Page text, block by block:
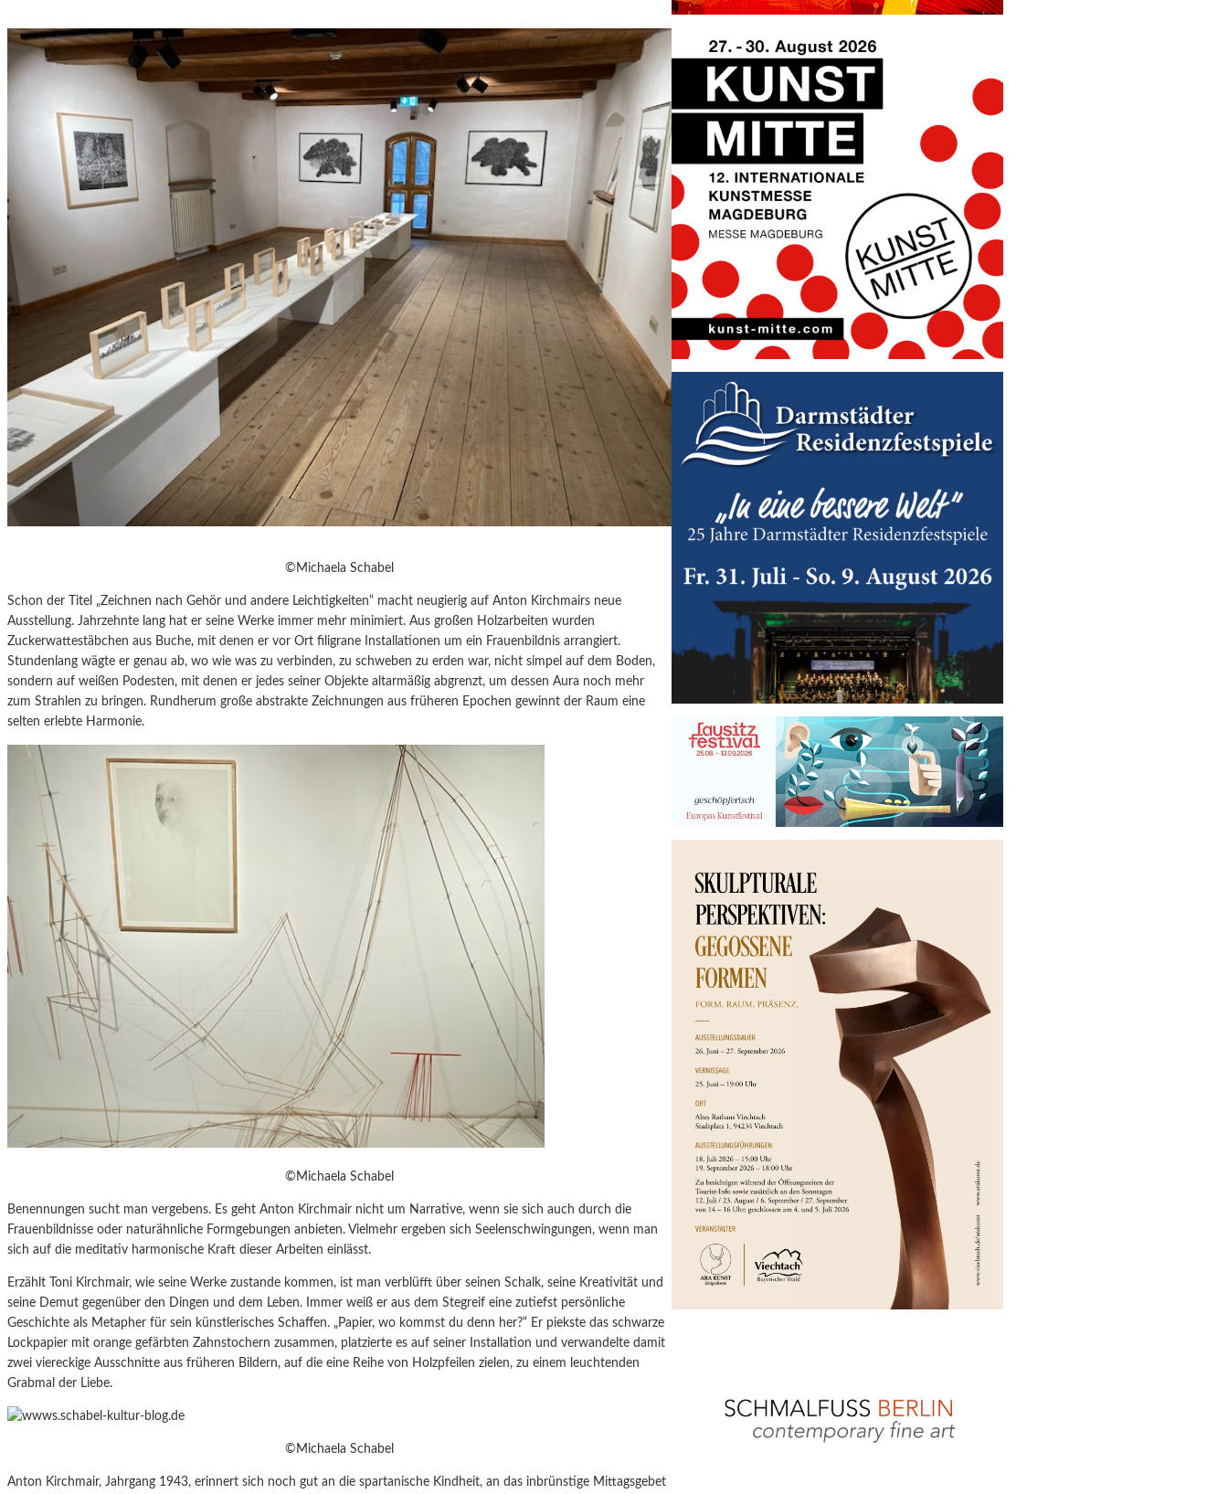
©Michaela Schabel
Schon der Titel „Zeichnen nach Gehör und andere Leichtigkeiten“ macht neugierig auf Anton Kirchmairs neue
Ausstellung. Jahrzehnte lang hat er seine Werke immer mehr minimiert. Aus großen Holzarbeiten wurden
Zuckerwattestäbchen aus Buche, mit denen er vor Ort filigrane Installationen um ein Frauenbildnis arrangiert.
Stundenlang wägte er genau ab, wo wie was zu verbinden, zu schweben zu erden war, nicht simpel auf dem Boden,
sondern auf weißen Podesten, mit denen er jedes seiner Objekte altarmäßig abgrenzt, um dessen Aura noch mehr
zum Strahlen zu bringen. Rundherum große abstrakte Zeichnungen aus früheren Epochen gewinnt der Raum eine
selten erlebte Harmonie.
©Michaela Schabel
Benennungen sucht man vergebens. Es geht Anton Kirchmair nicht um Narrative, wenn sie sich auch durch die
Frauenbildnisse oder naturähnliche Formgebungen anbieten. Vielmehr ergeben sich Seelenschwingungen, wenn man
sich auf die meditativ harmonische Kraft dieser Arbeiten einlässt.
Erzählt Toni Kirchmair, wie seine Werke zustande kommen, ist man verblüfft über seinen Schalk, seine Kreativität und
seine Demut gegenüber den Dingen und dem Leben. Immer weiß er aus dem Stegreif eine zutiefst persönliche
Geschichte als Metapher für sein künstlerisches Schaffen. „Papier, wo kommst du denn her?“ Er piekste das schwarze
Lockpapier mit orange gefärbten Zahnstochern zusammen, platzierte es auf seiner Installation und verwandelte damit
zwei viereckige Ausschnitte aus früheren Bildern, auf die eine Reihe von Holzpfeilen zielen, zu einem leuchtenden
Grabmal der Liebe.
©Michaela Schabel
Anton Kirchmair, Jahrgang 1943, erinnert sich noch gut an die spartanische Kindheit, an das inbrünstige Mittagsgebet